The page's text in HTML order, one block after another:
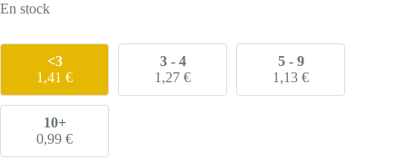
En stock
<3
1,41 €
3 - 4
1,27 €
5 - 9
1,13 €
10+
0,99 €